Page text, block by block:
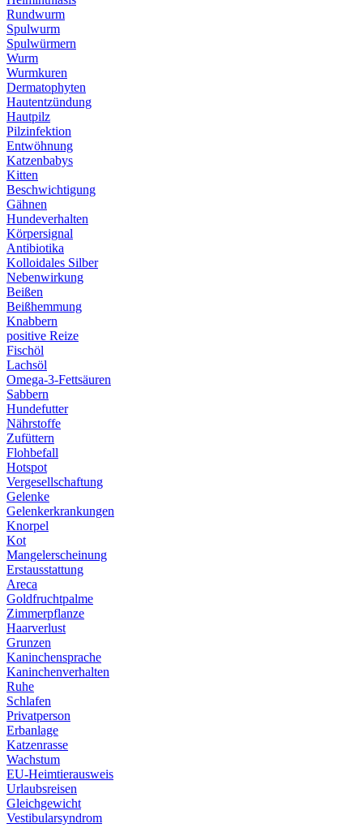
Rundwurm
Spulwurm
Spulwürmern
Wurm
Wurmkuren
Dermatophyten
Hautentzündung
Hautpilz
Pilzinfektion
Entwöhnung
Katzenbabys
Kitten
Beschwichtigung
Gähnen
Hundeverhalten
Körpersignal
Antibiotika
Kolloidales Silber
Nebenwirkung
Beißen
Beißhemmung
Knabbern
positive Reize
Fischöl
Lachsöl
Omega-3-Fettsäuren
Sabbern
Hundefutter
Nährstoffe
Zufüttern
Flohbefall
Hotspot
Vergesellschaftung
Gelenke
Gelenkerkrankungen
Knorpel
Kot
Mangelerscheinung
Erstausstattung
Areca
Goldfruchtpalme
Zimmerpflanze
Haarverlust
Grunzen
Kaninchensprache
Kaninchenverhalten
Ruhe
Schlafen
Privatperson
Erbanlage
Katzenrasse
Wachstum
EU-Heimtierausweis
Urlaubsreisen
Gleichgewicht
Vestibularsyndrom